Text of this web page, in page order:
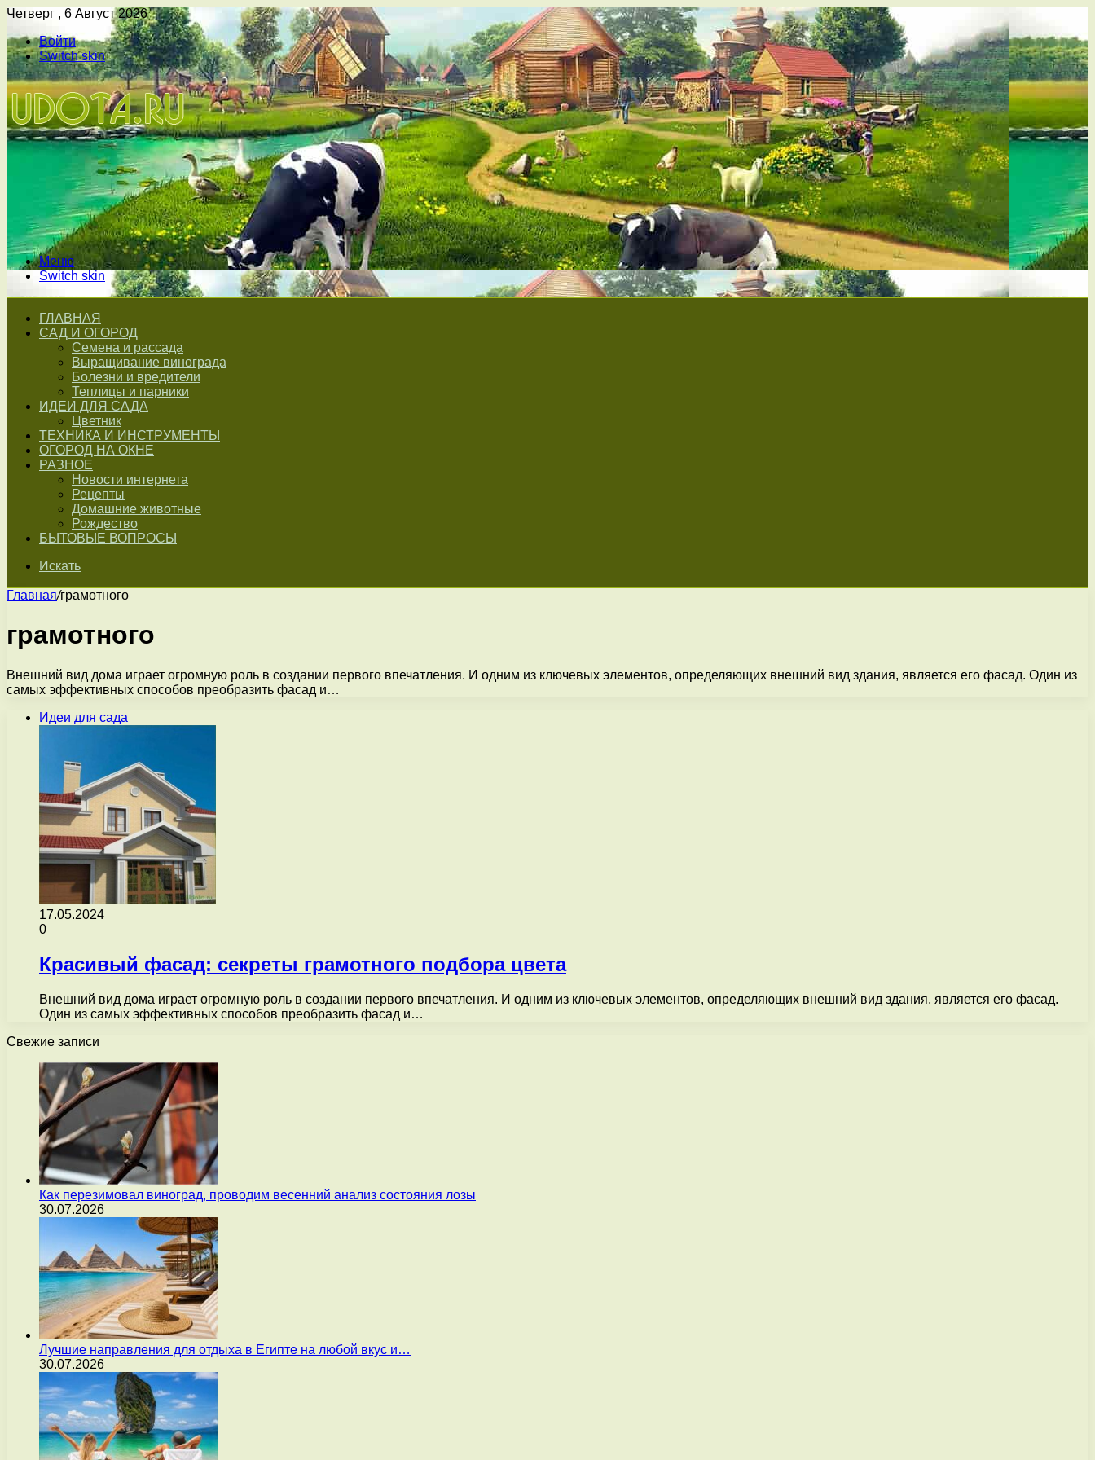
Четверг , 6 Август 2026
Войти
Switch skin
Меню
Switch skin
ГЛАВНАЯ
САД И ОГОРОД
Семена и рассада
Выращивание винограда
Болезни и вредители
Теплицы и парники
ИДЕИ ДЛЯ САДА
Цветник
ТЕХНИКА И ИНСТРУМЕНТЫ
ОГОРОД НА ОКНЕ
РАЗНОЕ
Новости интернета
Рецепты
Домашние животные
Рождество
БЫТОВЫЕ ВОПРОСЫ
Искать
Главная/грамотного
грамотного
Внешний вид дома играет огромную роль в создании первого впечатления. И одним из ключевых элементов, определяющих внешний вид здания, является его фасад. Один из
самых эффективных способов преобразить фасад и…
Идеи для сада
17.05.2024
0
Красивый фасад: секреты грамотного подбора цвета
Внешний вид дома играет огромную роль в создании первого впечатления. И одним из ключевых элементов, определяющих внешний вид здания, является его фасад.
Один из самых эффективных способов преобразить фасад и…
Свежие записи
Как перезимовал виноград, проводим весенний анализ состояния лозы
30.07.2026
Лучшие направления для отдыха в Египте на любой вкус и…
30.07.2026